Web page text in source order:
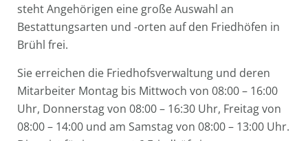
steht Angehörigen eine große Auswahl an
Bestattungsarten und -orten auf den Friedhöfen in
Brühl frei.
Sie erreichen die Friedhofsverwaltung und deren
Mitarbeiter Montag bis Mittwoch von 08:00 – 16:00
Uhr, Donnerstag von 08:00 – 16:30 Uhr, Freitag von
08:00 – 14:00 und am Samstag von 08:00 – 13:00 Uhr.